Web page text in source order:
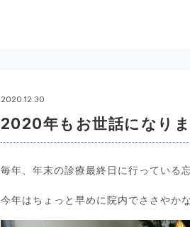
2020.12.30
2020年もお世話になりま
毎年、年末の診療最終日に行っている
今年はちょっと早めに院内でささやか